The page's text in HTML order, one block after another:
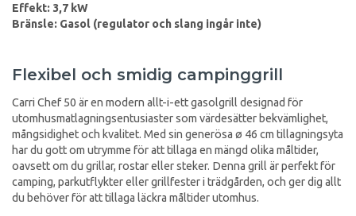
Effekt: 3,7 kW
Bränsle: Gasol (regulator och slang ingår inte)
Flexibel och smidig campinggrill
Carri Chef 50 är en modern allt-i-ett gasolgrill designad för
utomhusmatlagningsentusiaster som värdesätter bekvämlighet,
mångsidighet och kvalitet. Med sin generösa ø 46 cm tillagningsyta
har du gott om utrymme för att tillaga en mängd olika måltider,
oavsett om du grillar, rostar eller steker. Denna grill är perfekt för
camping, parkutflykter eller grillfester i trädgården, och ger dig allt
du behöver för att tillaga läckra måltider utomhus.